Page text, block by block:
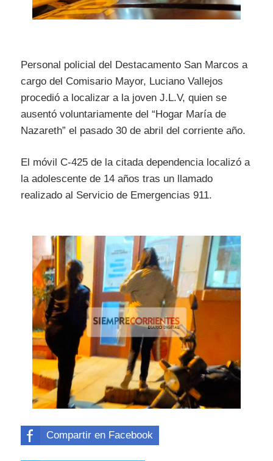
Personal policial del Destacamento San Marcos a
cargo del Comisario Mayor, Luciano Vallejos
procedió a localizar a la joven J.L.V, quien se
ausentó voluntariamente del “Hogar María de
Nazareth” el pasado 30 de abril del corriente año.
El móvil C-425 de la citada dependencia localizó a
la adolescente de 14 años tras un llamado
realizado al Servicio de Emergencias 911.
Compartir en Facebook